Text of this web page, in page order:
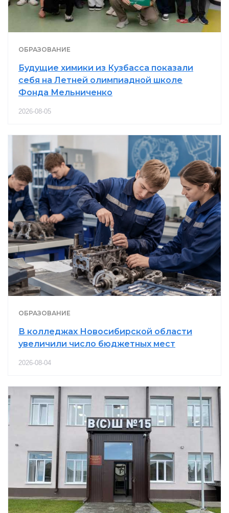
ОБРАЗОВАНИЕ
Будущие химики из Кузбасса показали
себя на Летней олимпиадной школе
Фонда Мельниченко
2026-08-05
ОБРАЗОВАНИЕ
В колледжах Новосибирской области
увеличили число бюджетных мест
2026-08-04